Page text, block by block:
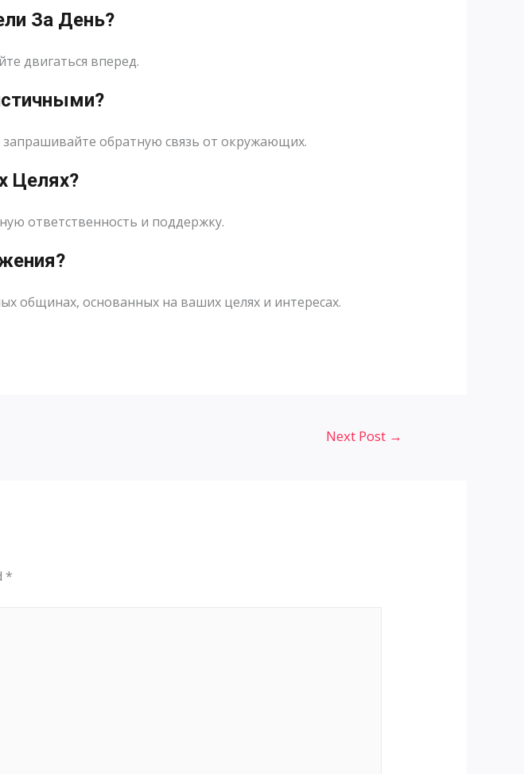
За День?
двигаться вперед.
обратную связь от окружающих.
Целях?
ответственность и поддержку.
общинах, основанных на ваших целях и интересах.
Next Post →
*